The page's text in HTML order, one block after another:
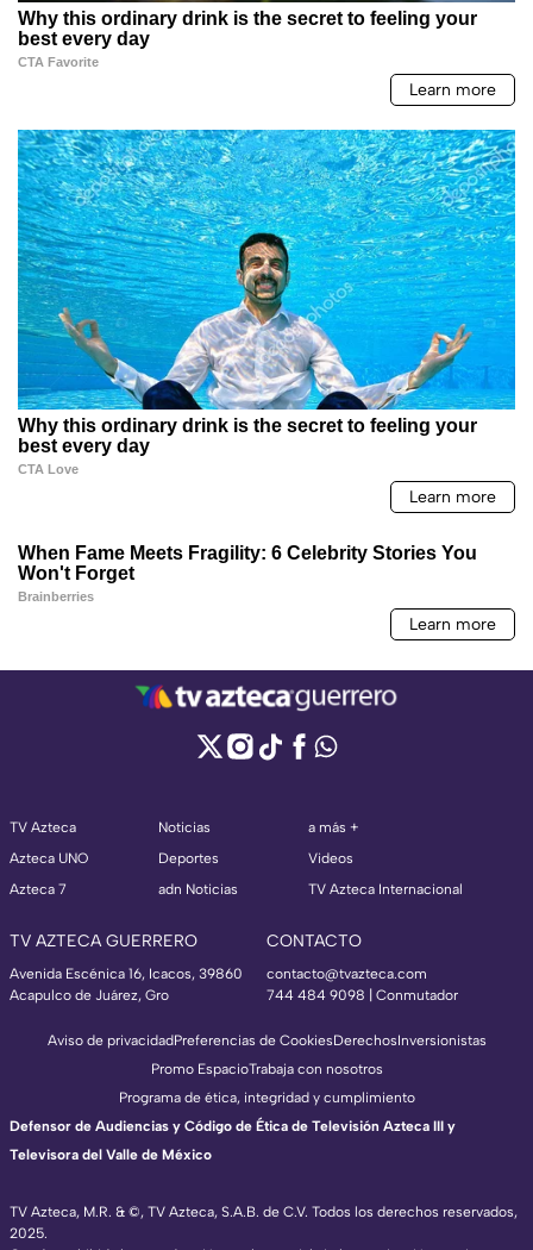
TV Azteca
Azteca UNO
Azteca 7
Noticias
Deportes
adn Noticias
a más +
Videos
TV Azteca Internacional
TV AZTECA GUERRERO
Avenida Escénica 16, Icacos, 39860
Acapulco de Juárez, Gro
CONTACTO
contacto@tvazteca.com
744 484 9098 | Conmutador
TV Azteca, M.R. & ©, TV Azteca, S.A.B. de C.V. Todos los derechos reservados,
2025.
Aviso de privacidadPreferencias de CookiesDerechosInversionistas
Promo EspacioTrabaja con nosotros
Programa de ética, integridad y cumplimiento
Defensor de Audiencias y Código de Ética de Televisión Azteca III y
Televisora del Valle de México